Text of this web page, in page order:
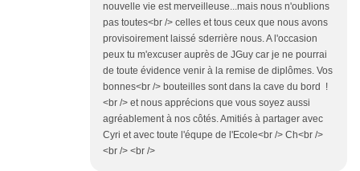
nouvelle vie est merveilleuse...mais nous n'oublions
pas toutes<br /> celles et tous ceux que nous avons
provisoirement laissé sderrière nous. A l'occasion
peux tu m'excuser auprès de JGuy car je ne pourrai
de toute évidence venir à la remise de diplômes. Vos
bonnes<br /> bouteilles sont dans la cave du bord !
<br /> et nous apprécions que vous soyez aussi
agréablement à nos côtés. Amitiés à partager avec
Cyri et avec toute l'équpe de l'Ecole<br /> Ch<br />
<br /> <br />